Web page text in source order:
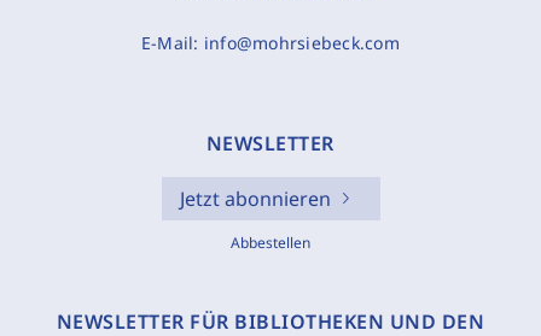
E-Mail: info@mohrsiebeck.com
NEWSLETTER
Jetzt abonnieren
Abbestellen
NEWSLETTER FÜR BIBLIOTHEKEN UND DEN